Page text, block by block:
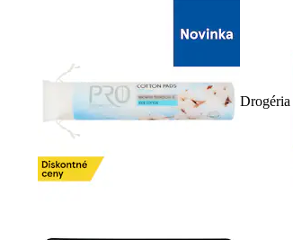
Drogéria